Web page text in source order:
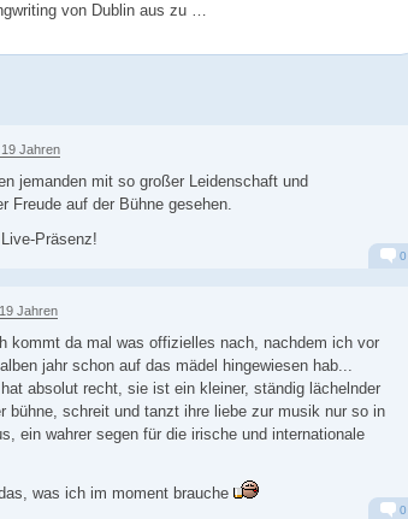
von Dublin aus zu …
Jahren
jemanden mit so großer Leidenschaft und
Freude auf der Bühne gesehen.
Präsenz!
0
Jahren
kommt da mal was offizielles nach, nachdem ich vor
jahr schon auf das mädel hingewiesen hab...
absolut recht, sie ist ein kleiner, ständig lächelnder
bühne, schreit und tanzt ihre liebe zur musik nur so in
ein wahrer segen für die irische und internationale
was ich im moment brauche
0